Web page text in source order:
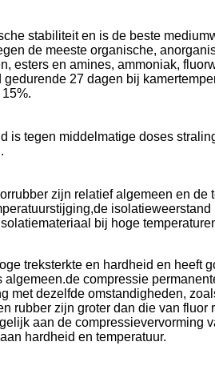
achter
stabiliteit en is de beste
de meeste organische,
esters en amines, ammoniak,
27 dagen bij
is tegen middelmatige doses
zijn relatief algemeen en de
bij hoge
treksterkte en hardheid en heeft
compressie
met dezelfde omstandigheden,
rubber zijn groter dan die van fluor
aan de compressievervorming
hardheid en temperatuur.